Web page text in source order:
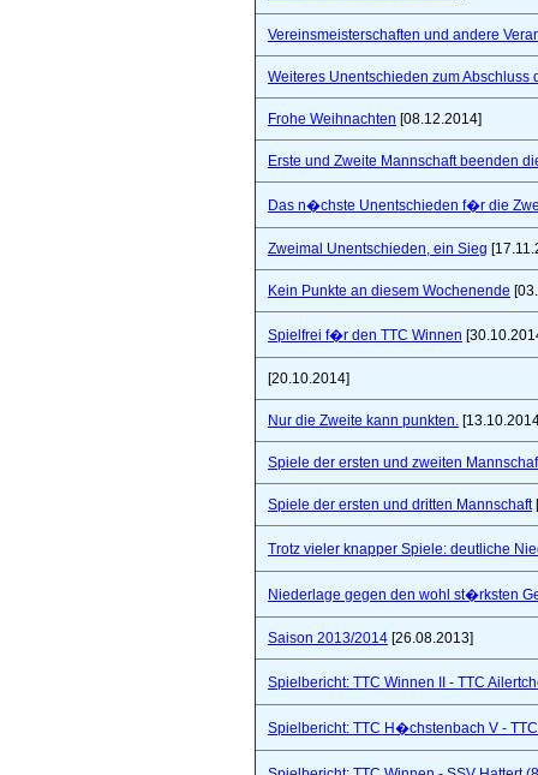
Vereinsmeisterschaften und andere
Weiteres Unentschieden zum Abschluss
Frohe Weihnachten [08.12.2014]
Erste und Zweite Mannschaft beenden
Das n�chste Unentschieden f�r die
Zweimal Unentschieden, ein Sieg
Kein Punkte an diesem Wochenende
Spielfrei f�r den TTC Winnen
[20.10.2014]
Nur die Zweite kann punkten.
Spiele der ersten und zweiten
Spiele der ersten und dritten Mannschaft
Trotz vieler knapper Spiele: deutliche
Niederlage gegen den wohl st�rksten
Saison 2013/2014 [26.08.2013]
Spielbericht: TTC Winnen II - TTC
Spielbericht: TTC H�chstenbach V -